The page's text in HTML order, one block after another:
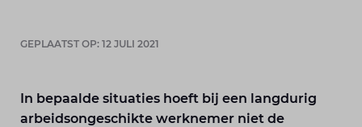
GEPLAATST OP: 12 JULI 2021
In bepaalde situaties hoeft bij een langdurig
arbeidsongeschikte werknemer niet de